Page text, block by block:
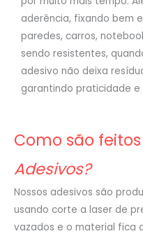
aderência, fixando bem
paredes, carros,
sendo resistentes,
adesivo não deixa
garantindo praticidade e
Como são
Adesivos?
Nossos adesivos são
usando corte a laser de
vazados e o material fica